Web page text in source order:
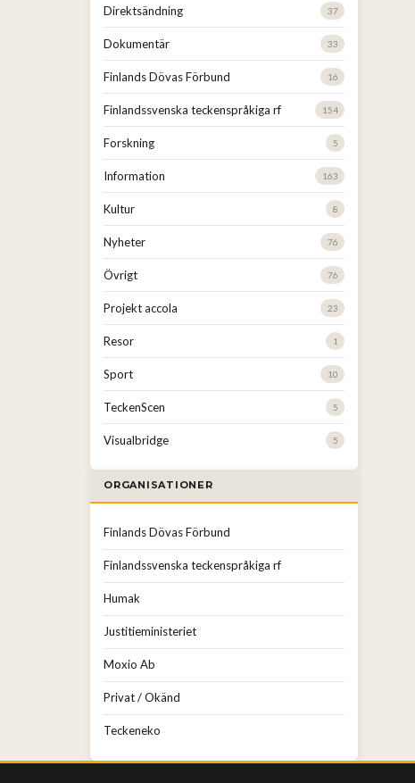
Direktsändning 37
Dokumentär 33
Finlands Dövas Förbund 16
Finlandssvenska teckenspråkiga rf 154
Forskning 5
Information 163
Kultur 8
Nyheter 76
Övrigt 76
Projekt accola 23
Resor 1
Sport 10
TeckenScen 5
Visualbridge 5
ORGANISATIONER
Finlands Dövas Förbund
Finlandssvenska teckenspråkiga rf
Humak
Justitieministeriet
Moxio Ab
Privat / Okänd
Teckeneko